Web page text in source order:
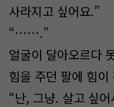
사라지고 싶어요.”
“…….”
얼굴이 달아오르다
힘을 주던 팔에 힘이
“난, 그냥. 살고 싶어